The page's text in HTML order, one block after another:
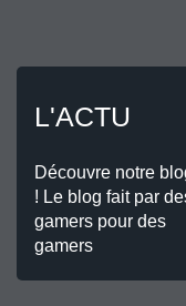
L'ACTU
Découvre notre
! Le blog fait par
gamers pour des
gamers